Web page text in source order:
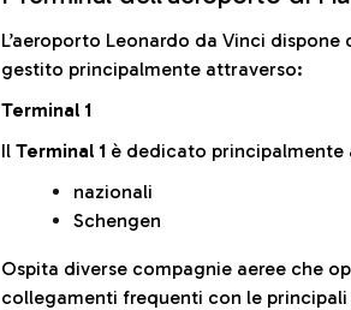
L’aeroporto Leonardo da Vinci
gestito principalmente attraverso:
Terminal 1
Il Terminal 1 è dedicato principalmente
nazionali
Schengen
Ospita diverse compagnie aeree che
collegamenti frequenti con le